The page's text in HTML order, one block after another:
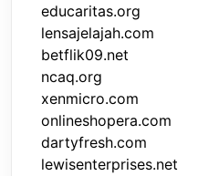
educaritas.org
lensajelajah.com
betflik09.net
ncaq.org
xenmicro.com
onlineshopera.com
dartyfresh.com
lewisenterprises.net